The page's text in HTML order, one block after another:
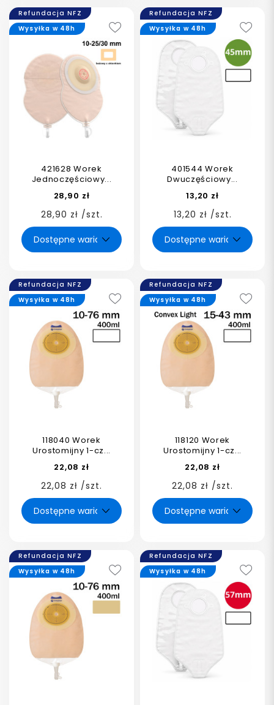
Refundacja NFZ
421628 Worek
Jednoczęściowy...
28,90 zł
28,90 zł /szt.
Wysyłka w 48h
Refundacja NFZ
401544 Worek
Dwuczęściowy...
13,20 zł
13,20 zł /szt.
Wysyłka w 48h
Refundacja NFZ
118040 Worek
Urostomijny 1-cz...
22,08 zł
22,08 zł /szt.
Wysyłka w 48h
Refundacja NFZ
118120 Worek
Urostomijny 1-cz...
22,08 zł
22,08 zł /szt.
Wysyłka w 48h
Refundacja NFZ
Wysyłka w 48h
Refundacja NFZ
Wysyłka w 48h